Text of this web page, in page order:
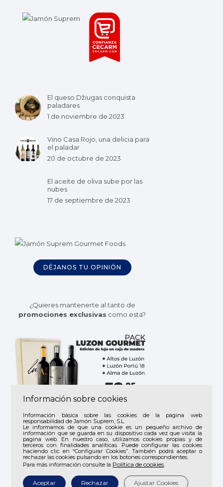
El queso Džiugas conquista
paladares
1 de noviembre de 2023
Vino Casa Rojo, una delicia para
el paladar
20 de octubre de 2023
El aceite de oliva sube por las
nubes
17 de septiembre de 2023
DÉJANOS TU OPINIÓN
¿Quieres mantenerte al tanto de
promociones exclusivas como esta?
Suscríbete a Jamón Suprem
y recibe
todas nuestrasofertasynovedades
Información sobre cookies
Información básica sobre las cookies de la página web
responsabilidad de Jamón Suprem, S.L.
Le informamos de que una cookie es un pequeño archivo de
información que se guarda en su dispositivo cada vez que visita la
pagina web. En nuestro caso, utilizamos cookies propias y de
terceros con finalidades analíticas. Puede configurar las cookies
haciendo clic en “Configurar Cookies”. También podrá aceptar o
rechazar las cookies pulsando en los botones correspondientes.
Para más información consulte la Política de cookies.
Aceptar Rechazar Ajustar Cookies